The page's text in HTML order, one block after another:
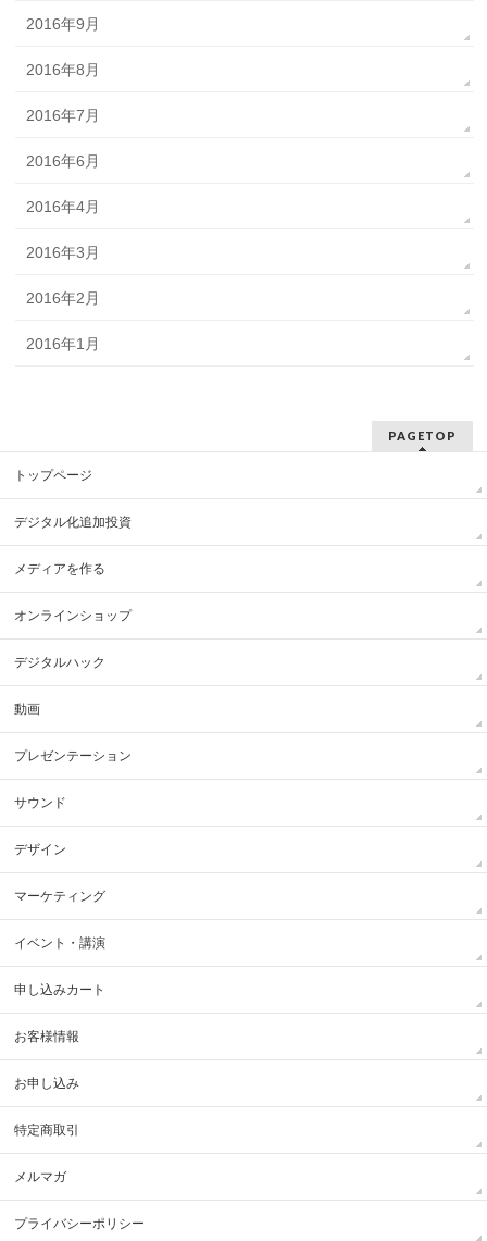
2016年9月
2016年8月
2016年7月
2016年6月
2016年4月
2016年3月
2016年2月
2016年1月
PAGETOP
トップページ
デジタル化追加投資
メディアを作る
オンラインショップ
デジタルハック
動画
プレゼンテーション
サウンド
デザイン
マーケティング
イベント・講演
申し込みカート
お客様情報
お申し込み
特定商取引
メルマガ
プライバシーポリシー